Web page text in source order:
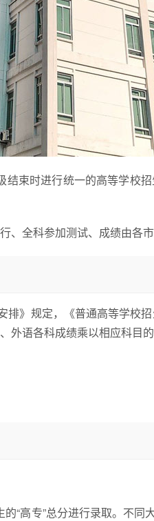
束时进行统一的高等学校
、全科参加测试、成绩由各
》规定，《普通高等学校
外语各科成绩乘以相应科目
“高专”总分进行录取。不同